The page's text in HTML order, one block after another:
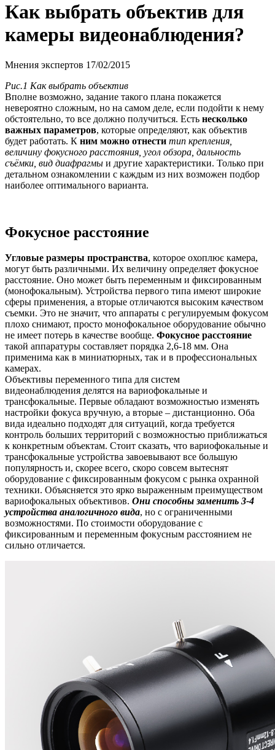
Как выбрать объектив для
камеры видеонаблюдения?
Мнения экспертов 17/02/2015
Рис.1 Как выбрать объектив
Вполне возможно, задание такого плана покажется
невероятно сложным, но на самом деле, если подойти к нему
обстоятельно, то все должно получиться. Есть несколько
важных параметров, которые определяют, как объектив
будет работать. К ним можно отнести тип крепления,
величину фокусного расстояния, угол обзора, дальность
съёмки, вид диафрагмы и другие характеристики. Только при
детальном ознакомлении с каждым из них возможен подбор
наиболее оптимального варианта.
Фокусное расстояние
Угловые размеры пространства, которое охоплює камера,
могут быть различными. Их величину определяет фокусное
расстояние. Оно может быть переменным и фиксированным
(монофокальным). Устройства первого типа имеют широкие
сферы применения, а вторые отличаются высоким качеством
съемки. Это не значит, что аппараты с регулируемым фокусом
плохо снимают, просто монофокальное оборудование обычно
не имеет потерь в качестве вообще. Фокусное расстояние
такой аппаратуры составляет порядка 2,6-18 мм. Она
применима как в миниатюрных, так и в профессиональных
камерах.
Объективы переменного типа для систем
видеонаблюдения делятся на вариофокальные и
трансфокальные. Первые обладают возможностью изменять
настройки фокуса вручную, а вторые – дистанционно. Оба
вида идеально подходят для ситуаций, когда требуется
контроль больших территорий с возможностью приближаться
к конкретным объектам. Стоит сказать, что вариофокальные и
трансфокальные устройства завоевывают все большую
популярность и, скорее всего, скоро совсем вытеснят
оборудование с фиксированным фокусом с рынка охранной
техники. Объясняется это ярко выраженным преимуществом
вариофокальных объективов. Они способны заменить 3-4
устройства аналогичного вида, но с ограниченными
возможностями. По стоимости оборудование с
фиксированным и переменным фокусным расстоянием не
сильно отличается.